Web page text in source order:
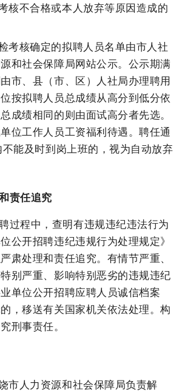
核不合格或本人放弃等原因造成的
考核确定的拟聘人员名单由市人社
和社会保障局网站公示。公示期满
市、县（市、区）人社局办理聘用
按拟聘人员总成绩从高分到低分依
成绩相同的则由面试高分者先选。
位工作人员工资福利待遇。聘任通
能及时到岗上班的，视为自动放弃
责任追究
过程中，查明有违规违纪违法行为
公开招聘违纪违规行为处理规定》
肃处理和责任追究。有情节严重、
别严重、影响特别恶劣的违规违纪
单位公开招聘应聘人员诚信档案
，移送有关国家机关依法处理。构
刑事责任。
市人力资源和社会保障局负责解